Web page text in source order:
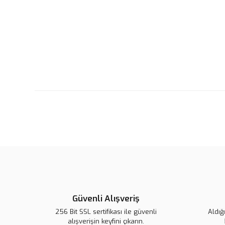
Lsv Harf Magnet ''B'' Lsv Harf Magnet ''C''
Güvenli Alışveriş
256 Bit SSL sertifikası ile güvenli
alışverişin keyfini çıkarın.